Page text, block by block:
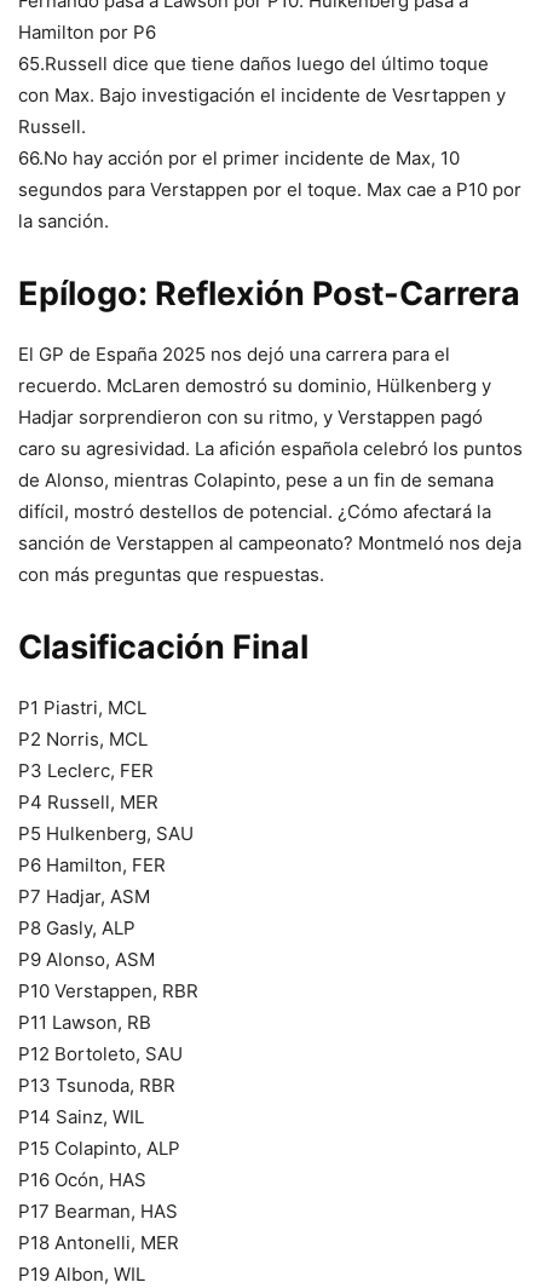
Hamilton por P6
65.Russell dice que tiene daños luego del último toque
con Max. Bajo investigación el incidente de Vesrtappen y
Russell.
66.No hay acción por el primer incidente de Max, 10
segundos para Verstappen por el toque. Max cae a P10 por
la sanción.
Epílogo: Reflexión Post-Carrera
El GP de España 2025 nos dejó una carrera para el
recuerdo. McLaren demostró su dominio, Hülkenberg y
Hadjar sorprendieron con su ritmo, y Verstappen pagó
caro su agresividad. La afición española celebró los puntos
de Alonso, mientras Colapinto, pese a un fin de semana
difícil, mostró destellos de potencial. ¿Cómo afectará la
sanción de Verstappen al campeonato? Montmeló nos deja
con más preguntas que respuestas.
Clasificación Final
P1 Piastri, MCL
P2 Norris, MCL
P3 Leclerc, FER
P4 Russell, MER
P5 Hulkenberg, SAU
P6 Hamilton, FER
P7 Hadjar, ASM
P8 Gasly, ALP
P9 Alonso, ASM
P10 Verstappen, RBR
P11 Lawson, RB
P12 Bortoleto, SAU
P13 Tsunoda, RBR
P14 Sainz, WIL
P15 Colapinto, ALP
P16 Ocón, HAS
P17 Bearman, HAS
P18 Antonelli, MER
P19 Albon, WIL